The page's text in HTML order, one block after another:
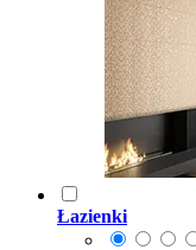
Łazienki